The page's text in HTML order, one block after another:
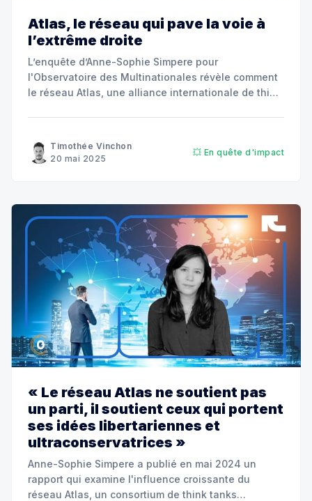
Atlas, le réseau qui pave la voie à
l’extrême droite
L’enquête d’Anne-Sophie Simpere pour
l'Observatoire des Multinationales révèle comment
le réseau Atlas, une alliance internationale de think
Timothée Vinchon
20 mai 2025
💥 En quête d'impact
« Le réseau Atlas ne soutient pas
un parti, il soutient ceux qui portent
ses idées libertariennes et
ultraconservatrices »
Anne-Sophie Simpere a publié en mai 2024 un
rapport qui examine l'influence croissante du
réseau Atlas, un consortium de think tanks